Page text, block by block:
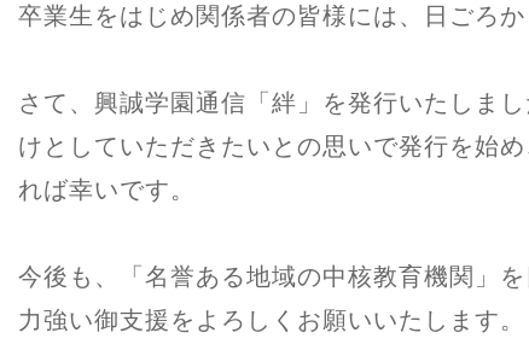
卒業生をはじめ関係者の皆様には、日ごろ
さて、興誠学園通信「絆」を発行いたしま
けとしていただきたいとの思いで発行を始
れば幸いです。
今後も、「名誉ある地域の中核教育機関」
力強い御支援をよろしくお願いいたします。